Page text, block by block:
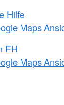
Hilfe
Maps
EH
Maps